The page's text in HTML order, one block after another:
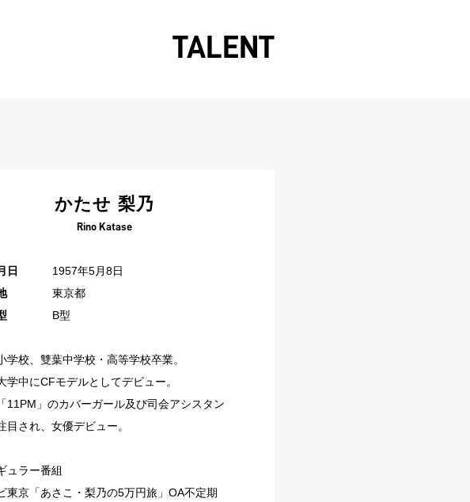
TALENT
かたせ 梨乃
Rino Katase
日
1957年5月8日
東京都
B型
学校、雙葉中学校・高等学校卒業。
学中にCFモデルとしてデビュー。
11PM」のカバーガール及び司会アシスタン
目され、女優デビュー。
ュラー番組
東京「あさこ・梨乃の5万円旅」OA不定期